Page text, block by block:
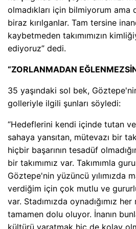
olmadıkları için bilmiyorum ama
biraz kırılganlar. Tam tersine
kaybetmeden takımımızın
ediyoruz” dedi.
“ZORLANMADAN
35 yaşındaki sol bek,
golleriyle ilgili şunları söyledi:
“Hedeflerini kendi içinde tutan
sahaya yansıtan, mütevazı bir
hiçbir başarının tesadüf
bir takımımız var. Takımımla
Göztepe'nin yüzüncü yılımızda
verdiğim için çok mutlu ve
var. Stadımızda oynadığımız
tamamen dolu oluyor. İnanın
kültürü yaratmak hiç de kolay